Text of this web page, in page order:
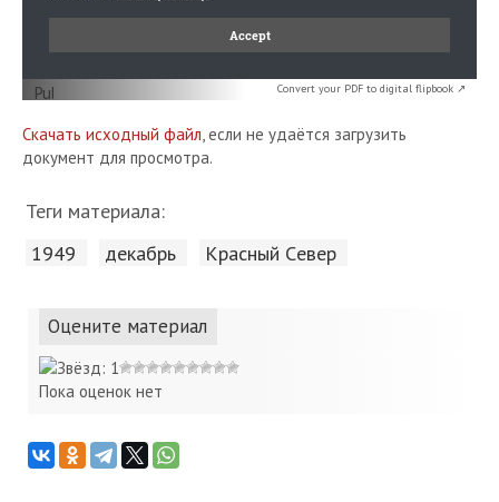
Convert your PDF to digital flipbook ↗
Скачать исходный файл, если не удаётся загрузить
документ для просмотра.
Теги материала:
1949 декабрь Красный Cевер
Оцените материал
Пока оценок нет